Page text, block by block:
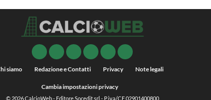
siamo Redazione e Contatti Privacy Note legali
Cambia impostazioni privacy
© 2026CalcioWeb- Editore Socedit srl - P.iva/CF 02901400800